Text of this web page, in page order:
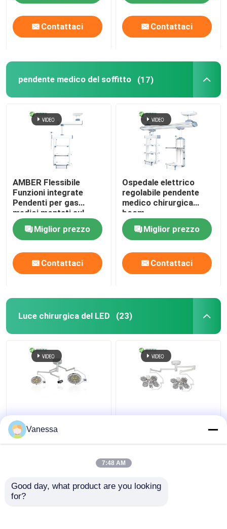
Contattaci Contattaci
pendente medico del soffitto (17)
AMBER Flessibile
Funzioni integrate
Pendenti per gas
medici montati sul
soffitto
Miglior prezzo
Contattaci
Ospedale elettrico
regolabile pendente
medico chirurgica
boom
Miglior prezzo
Contattaci
Luce chirurgica del LED (23)
Hoapital Luce
chirurgica senza
ombra Lampade
Lampade chirurgiche in
AMBER Lampade
ospedaliera
Vanessa
7:48 AM
Good day, what product are you looking
for?